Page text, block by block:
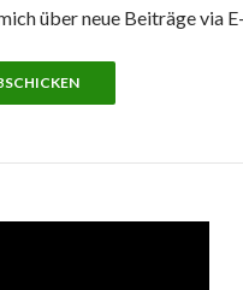
über neue Beiträge via